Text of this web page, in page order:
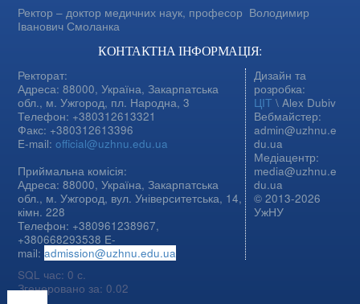
Ректор – доктор медичних наук, професор Володимир
Іванович Смоланка
КОНТАКТНА ІНФОРМАЦІЯ:
Ректорат:
Адреса: 88000, Україна, Закарпатська
обл., м. Ужгород, пл. Народна, 3
Телефон: +380312613321
Факс: +380312613396
E-mail:official@uzhnu.edu.ua
Приймальна комісія:
Адреса: 88000, Україна, Закарпатська
обл., м. Ужгород, вул. Університетська, 14,
кімн. 228
Телефон: +380961238967,
+380668293538 E-
mail:admission@uzhnu.edu.ua
Дизайн та
розробка:
ЦІТ \ Alex Dubiv
Вебмайстер:
admin@uzhnu.e
du.ua
Медіацентр:
media@uzhnu.e
du.ua
© 2013-2026
УжНУ
SQL час: 0 с.
Згенеровано за: 0.02